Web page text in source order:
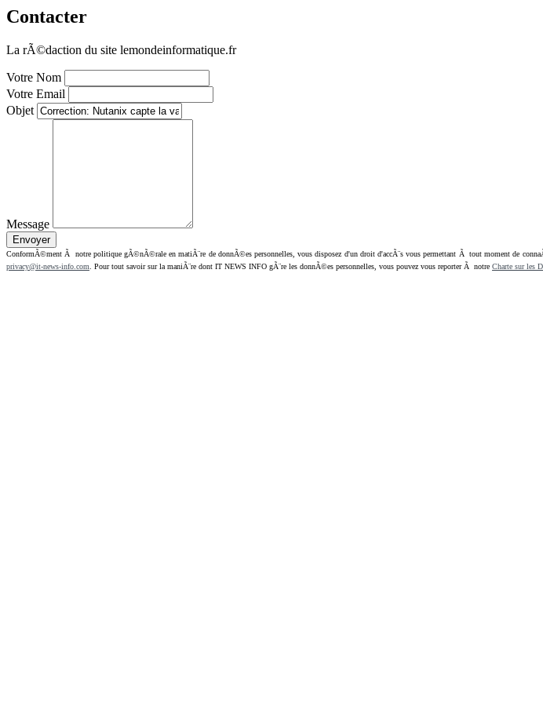
Contacter
La rÃ©daction du site lemondeinformatique.fr
Votre Nom
Votre Email
Objet
Message
ConformÃ©ment Ã notre politique gÃ©nÃ©rale en matiÃ¨re de donnÃ©es personnelles, vous disposez d'un droit d'accÃ¨s vous permettant Ã tout moment de
privacy@it-news-info.com . Pour tout savoir sur la maniÃ¨re dont IT NEWS INFO gÃ¨re les donnÃ©es personnelles, vous pouvez vous reporter Ã notre Charte sur les